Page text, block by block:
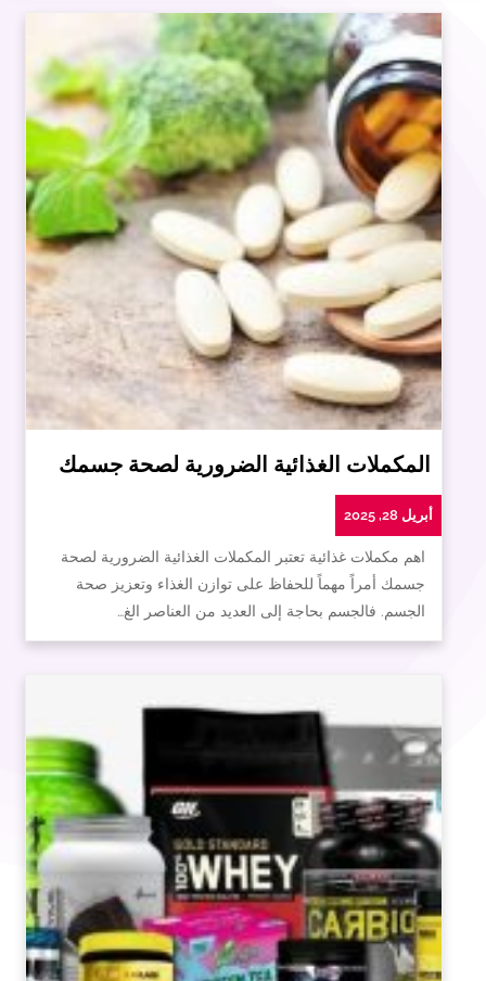
المكملات الغذائية الضرورية لصحة جسمك
أبريل 28, 2025
اهم مكملات غذائية تعتبر المكملات الغذائية الضرورية لصحة
جسمك أمراً مهماً للحفاظ على توازن الغذاء وتعزيز صحة
الجسم. فالجسم بحاجة إلى العديد من العناصر الغ…